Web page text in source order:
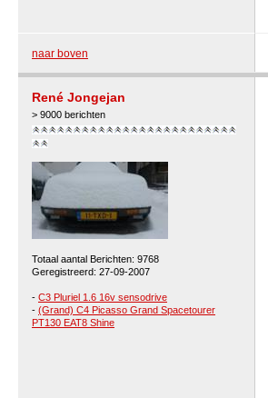
naar boven
René Jongejan
> 9000 berichten
Totaal aantal Berichten: 9768
Geregistreerd: 27-09-2007
- C3 Pluriel 1.6 16v sensodrive
- (Grand) C4 Picasso Grand Spacetourer
PT130 EAT8 Shine